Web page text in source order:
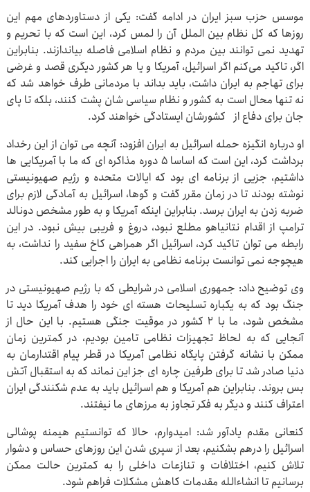
موسس حزب سبز ایران در ادامه گفت: یکی از دستاوردهای مهم این
روزها که کل نظام بین الملل آن را لمس کرد، این است که با تحریم و
تهدید نمی توانند بین مردم و نظام اسلامی فاصله بیاندازند. بنابراین
اگر، تاکید می‌کنم اگر اسرائیل، آمریکا و یا هر کشور دیگری قصد و غرضی
برای تهاجم به ایران داشت، باید بداند با مردمانی طرف خواهد شد که
نه تنها محال است به کشور و نظام سیاسی شان پشت کنند، بلکه تا پای
جان برای دفاع از کشورشان ایستادگی خواهند کرد.
او درباره انگیزه حمله اسرائیل به ایران افزود: آنچه می توان از این رخداد
برداشت کرد، این است که اساسا ۵ دوره مذاکره ای که ما با آمریکایی ها
داشتیم، جزیی از برنامه ای بود که ایالات متحده و رژیم صهیونیستی
نوشته بودند تا در زمان مقرر گفت و گوها، اسرائیل به آمادگی لازم برای
ضربه زدن به ایران برسد. بنابراین اینکه آمریکا و به طور مشخص دونالد
ترامپ از اقدام نتانیاهو مطلع نبود، دروغ و فریبی بیش نبود. در این
رابطه می توان تاکید کرد، اسرائیل اگر همراهی کاخ سفید را نداشت، به
هیچوجه نمی توانست برنامه نظامی به ایران را اجرایی کند.
وی توضیح داد: جمهوری اسلامی در شرایطی که با رژیم صهیونیستی در
جنگ بود که به یکباره تسلیحات هسته ای خود را هدف آمریکا دید تا
مشخص شود، ما با ۲ کشور در موقیت جنگی هستیم. با این حال از
آنجایی که به لحاظ تجهیزات نظامی تامین بودیم، در کمترین زمان
ممکن با نشانه گرفتن پایگاه نظامی آمریکا در قطر پیام اقتدارمان به
دنیا صادر شد تا برای طرفین چاره ای جز این نماند که به استقبال آتش
بس بروند. بنابراین هم آمریکا و هم اسرائیل باید به عدم شکنندگی ایران
اعتراف کنند و دیگر به فکر تجاوز به مرزهای ما نیفتند.
کنعانی مقدم یادآور شد: امیدوارم، حالا که توانستیم هیمنه پوشالی
اسرائیل را درهم بشکنیم، بعد از سپری شدن این روزهای حساس و دشوار
تلاش کنیم، اختلافات و تنازعات داخلی را به کمترین حالت ممکن
برسانیم تا انشاءالله مقدمات کاهش مشکلات فراهم شود.